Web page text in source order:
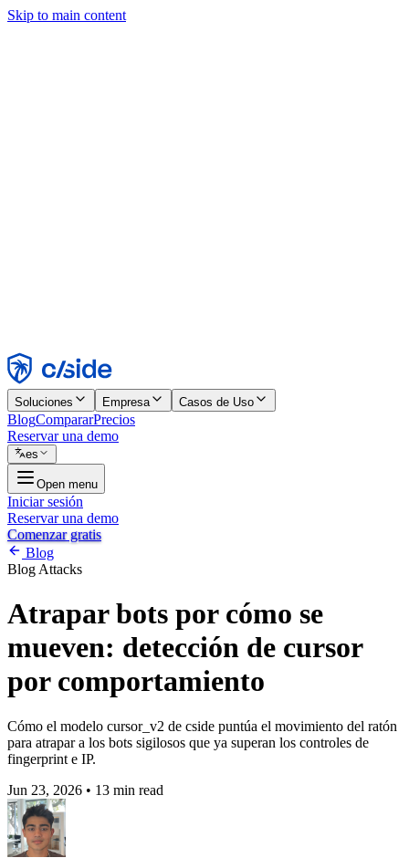
Skip to main content
Rechazar
Soluciones Empresa Casos de Uso
BlogCompararPrecios
Reservar una demo
es
Open menu
Iniciar sesión
Reservar una demo
Comenzar gratis
Blog
Blog Attacks
Atrapar bots por cómo se
mueven: detección de cursor
por comportamiento
Cómo el modelo cursor_v2 de cside puntúa el movimiento del ratón
para atrapar a los bots sigilosos que ya superan los controles de
fingerprint e IP.
Jun 23, 2026 • 13 min read